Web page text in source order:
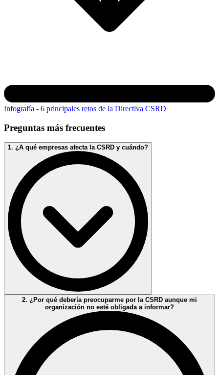
Infografía - 6 principales retos de la Directiva CSRD
Preguntas más frecuentes
1. ¿A qué empresas afecta la CSRD y cuándo?
(Propuesta Ómnibus – en tramitación)
La propuesta de simplificación de la CSRDreduce el alcance
empresas más grandes.
1) Empresas obligadas (reporting CSRD/ESRS)
Estarían obligadas
las empresas (y grupos) que
superen
simultáneamente:
> 1.000 empleados (promedio anual), y
> 450 M€ de facturación neta (net turnover).
2. ¿Por qué debería preocuparme por la CSRD aunque mi
organización no esté obligada a informar?